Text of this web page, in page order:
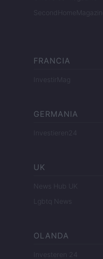
SecondHomeMagazine
FRANCIA
InvestirMag
GERMANIA
Investieren24
UK
News Hub UK
Lgbtq News
OLANDA
Investeren 24